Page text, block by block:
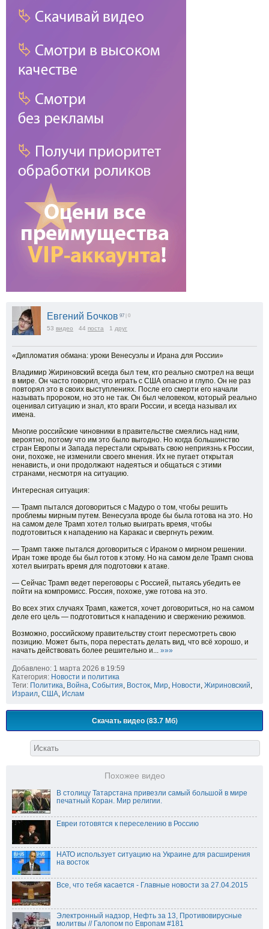
Евгений Бочков 97 | 0
53 видео 44 поста 1 друг
«Дипломатия обмана: уроки Венесуэлы и Ирана для России»
Владимир Жириновский всегда был тем, кто реально смотрел на вещи
в мире. Он часто говорил, что играть с США опасно и глупо. Он не раз
повторял это в своих выступлениях. После его смерти его начали
называть пророком, но это не так. Он был человеком, который реально
оценивал ситуацию и знал, кто враги России, и всегда называл их
имена.
Многие российские чиновники в правительстве смеялись над ним,
вероятно, потому что им это было выгодно. Но когда большинство
стран Европы и Запада перестали скрывать свою неприязнь к России,
они, похоже, не изменили своего мнения. Их не пугает открытая
ненависть, и они продолжают надеяться и общаться с этими
странами, несмотря на ситуацию.
Интересная ситуация:
— Трамп пытался договориться с Мадуро о том, чтобы решить
проблемы мирным путем. Венесуэла вроде бы была готова на это. Но
на самом деле Трамп хотел только выиграть время, чтобы
подготовиться к нападению на Каракас и свергнуть режим.
— Трамп также пытался договориться с Ираном о мирном решении.
Иран тоже вроде бы был готов к этому. Но на самом деле Трамп снова
хотел выиграть время для подготовки к атаке.
— Сейчас Трамп ведет переговоры с Россией, пытаясь убедить ее
пойти на компромисс. Россия, похоже, уже готова на это.
Во всех этих случаях Трамп, кажется, хочет договориться, но на самом
деле его цель — подготовиться к нападению и свержению режимов.
Возможно, российскому правительству стоит пересмотреть свою
позицию. Может быть, пора перестать делать вид, что всё хорошо, и
начать действовать более решительно и... »»»
Добавлено: 1 марта 2026 в 19:59
Категория: Новости и политика
Теги: Политика, Война, События, Восток, Мир, Новости, Жириновский,
Израил, США, Ислам
Скачать видео (83.7 Мб)
Похожее видео
В столицу Татарстана привезли самый большой в мире
печатный Коран. Мир религии.
Евреи готовятся к переселению в Россию
НАТО использует ситуацию на Украине для расширения
на восток
Все, что тебя касается - Главные новости за 27.04.2015
Электронный надзор, Нефть за 13, Противовирусные
молитвы // Галопом по Европам #181